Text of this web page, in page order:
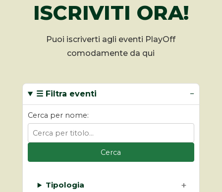
ISCRIVITI ORA!
Puoi iscriverti agli eventi PlayOff
comodamente da qui
☰ Filtra eventi
Cerca per nome:
Cerca
Tipologia